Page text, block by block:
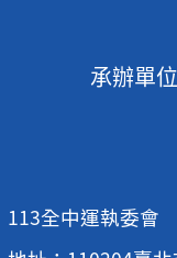
承辦單
113全中運執委會